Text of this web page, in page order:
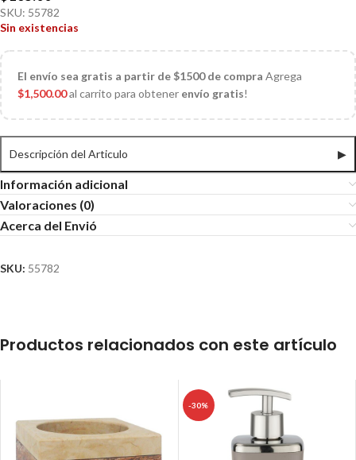
SKU: 55782
Sin existencias
El envío sea gratis a partir de $1500 de compra Agrega
$1,500.00al carrito para obtener envío gratis!
Descripción del Articulo ▶
Información adicional
Valoraciones (0)
Acerca del Envió
SKU: 55782
Productos relacionados con este artículo
-30%